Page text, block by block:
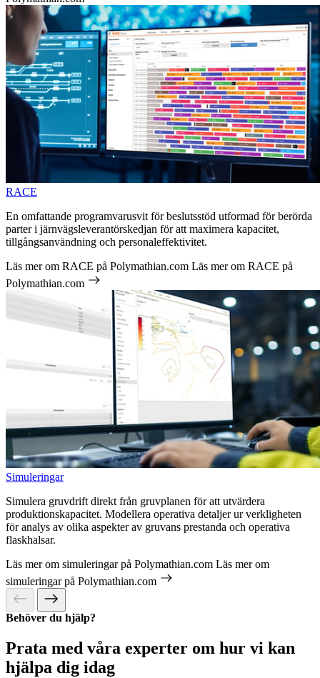
RACE
En omfattande programvarusvit för beslutsstöd utformad för berörda
parter i järnvägsleverantörskedjan för att maximera kapacitet,
tillgångsanvändning och personaleffektivitet.
Läs mer om RACE på Polymathian.com Läs mer om RACE på
Polymathian.com
Simuleringar
Simulera gruvdrift direkt från gruvplanen för att utvärdera
produktionskapacitet. Modellera operativa detaljer ur verkligheten
för analys av olika aspekter av gruvans prestanda och operativa
flaskhalsar.
Läs mer om simuleringar på Polymathian.com Läs mer om
simuleringar på Polymathian.com
Behöver du hjälp?
Prata med våra experter om hur vi kan
hjälpa dig idag